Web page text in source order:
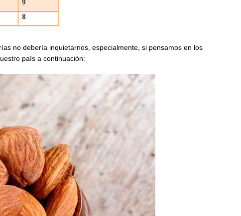
no debería inquietarnos, especialmente, si pensamos en los
país a continuación: